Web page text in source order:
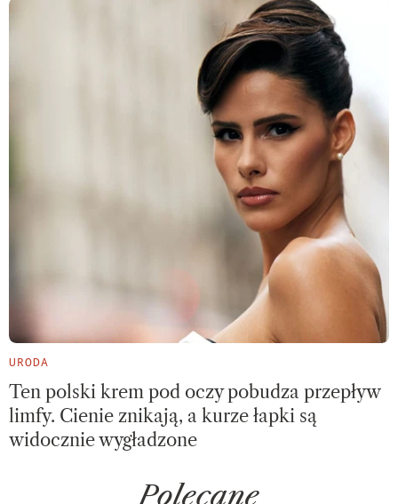
URODA
Ten polski krem pod oczy pobudza przepływ
limfy. Cienie znikają, a kurze łapki są
widocznie wygładzone
Polecane